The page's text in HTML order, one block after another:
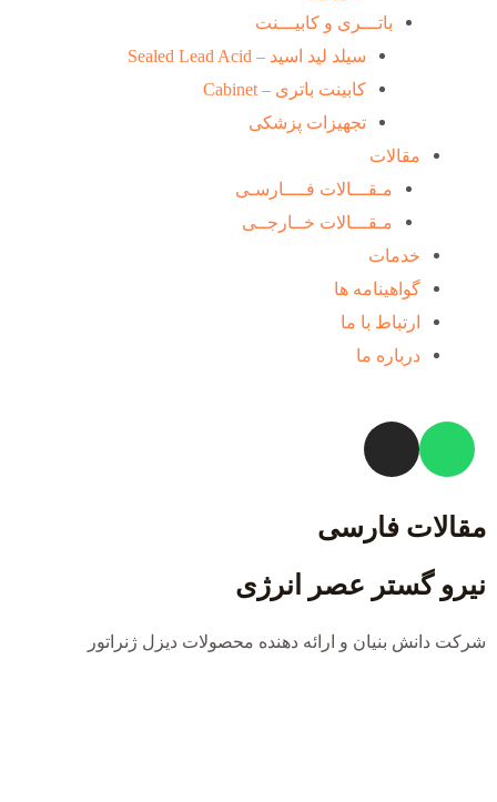
باتـــری و کابیـــنت
سیلد لید اسید – Sealed Lead Acid
کابینت باتری – Cabinet
تجهیزات پزشکی
مقالات
مـقـــالات فــــارسـی
مـقـــالات خــارجــی
خدمات
گواهینامه ها
ارتباط با ما
درباره ما
مقالات فارسی
نیرو گستر عصر انرژی
شرکت دانش بنیان و ارائه دهنده محصولات دیزل ژنراتور